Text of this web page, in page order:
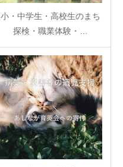
小・中学生・高校生のまち
探検・職業体験・…